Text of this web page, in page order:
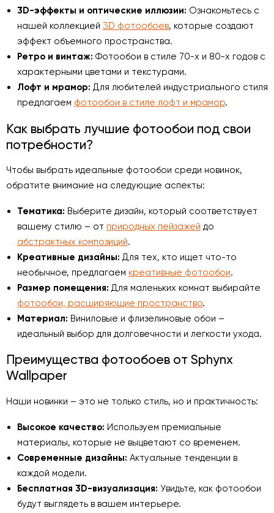
3D-эффекты и оптические иллюзии: Ознакомьтесь с
нашей коллекцией 3D фотообоев, которые создают
эффект объемного пространства.
Ретро и винтаж: Фотообои в стиле 70-х и 80-х годов с
характерными цветами и текстурами.
Лофт и мрамор: Для любителей индустриального стиля
предлагаем фотообои в стиле лофт и мрамор.
Как выбрать лучшие фотообои под свои
потребности?
Чтобы выбрать идеальные фотообои среди новинок,
обратите внимание на следующие аспекты:
Тематика: Выберите дизайн, который соответствует
вашему стилю – от природных пейзажей до
абстрактных композиций.
Креативные дизайны: Для тех, кто ищет что-то
необычное, предлагаем креативные фотообои.
Размер помещения: Для маленьких комнат выбирайте
фотообои, расширяющие пространство.
Материал: Виниловые и флизелиновые обои –
идеальный выбор для долговечности и легкости ухода.
Преимущества фотообоев от Sphynx
Wallpaper
Наши новинки – это не только стиль, но и практичность:
Высокое качество: Используем премиальные
материалы, которые не выцветают со временем.
Современные дизайны: Актуальные тенденции в
каждой модели.
Бесплатная 3D-визуализация: Увидьте, как фотообои
будут выглядеть в вашем интерьере.